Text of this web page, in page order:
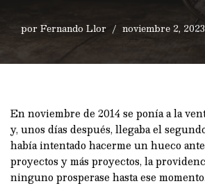
porFernando Llor noviembre 2, 2023
En noviembre de 2014 se ponía a la
y, unos días después, llegaba el
había intentado hacerme un hueco
proyectos y más proyectos, la
ninguno prosperase hasta ese